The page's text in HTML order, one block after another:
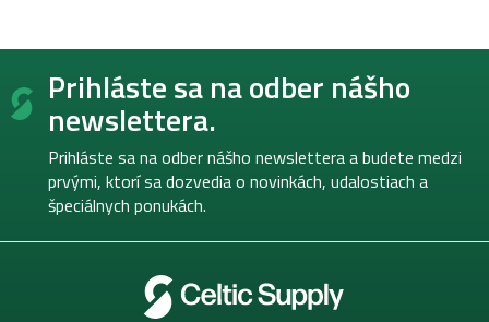
Z
Prihláste sa na odber nášho
newslettera.
Prihláste sa na odber nášho newslettera a budete medzi
prvými, ktorí sa dozvedia o novinkách, udalostiach a
špeciálnych ponukách.